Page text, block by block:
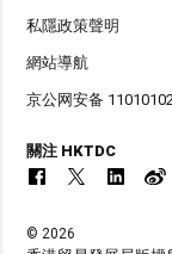
私隱政策聲明
網站導航
京公网安备
關注 HKTDC
© 2026